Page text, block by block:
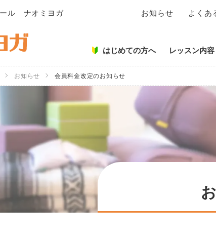
ール ナオミヨガ
はじめての方へ レッスン内容
お知らせ よくあ
お知らせ 会員料金改定のお知らせ